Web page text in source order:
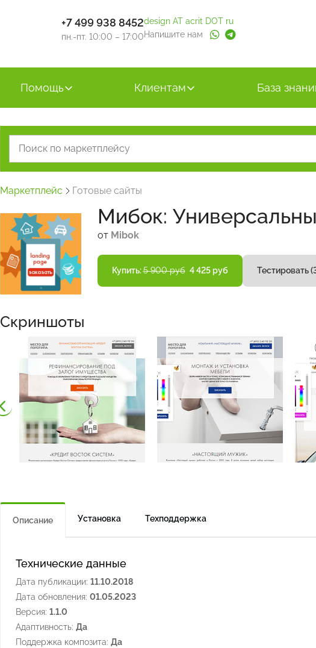
+7 499 938 8452
пн.-пт. 10:00 – 17:00
design AT acrit DOT ru
Напишите нам
Помощь Клиентам База
Маркетплейс Готовые сайты
Мибок:
от Mibok
Купить:5 900 руб 4 425 руб Тестировать
Скриншоты
Описание Установка Техподдержка
Технические данные
Дата публикации: 11.10.2018
Дата обновления: 01.05.2023
Версия: 1.1.0
Адаптивность: Да
Поддержка композита: Да